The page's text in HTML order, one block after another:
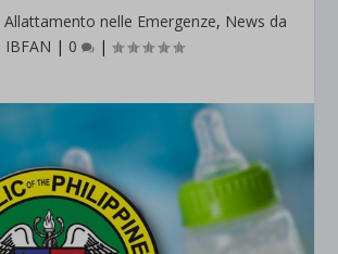
Allattamento nelle Emergenze, News da
IBFAN | 0 |